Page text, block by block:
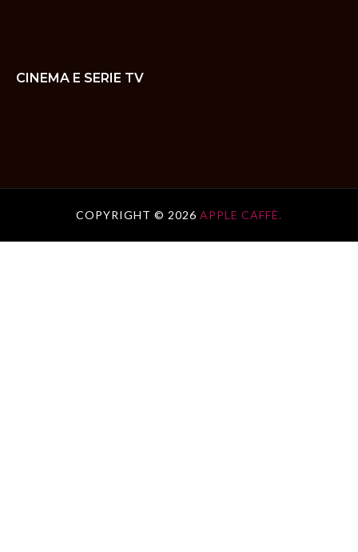
CINEMA E SERIE TV
COPYRIGHT © 2026 APPLE CAFFÈ.